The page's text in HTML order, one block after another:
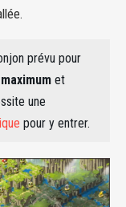
prévu pour
et
une
pour y entrer.